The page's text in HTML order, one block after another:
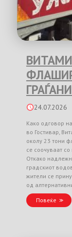
24.07.2026
Како одговор
во Гостивар,
околу 23 тони
се соочуваат
Откако
градскиот
жители се
од
Повеќе